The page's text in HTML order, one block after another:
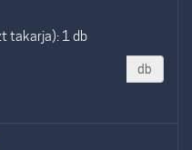
takarja): 1 db
db